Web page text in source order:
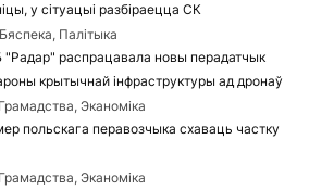
у сітуацыі разбіраецца СК
Бяспека, Палітыка
распрацавала новы перадатчык
крытычнай інфраструктуры ад дронаў
Грамадства, Эканоміка
польскага перавозчыка схаваць частку
Грамадства, Эканоміка